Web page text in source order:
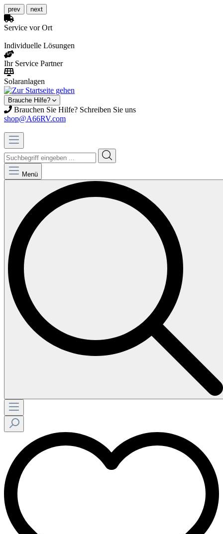
prev next
Service vor Ort
Individuelle Lösungen
Ihr Service Partner
Solaranlagen
Brauche Hilfe?
Brauchen Sie Hilfe? Schreiben Sie uns
shop@A66RV.com
Menü